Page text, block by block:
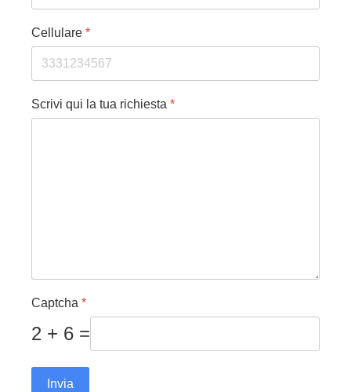
Cellulare *
Scrivi qui la tua richiesta *
Captcha *
2 + 6 =
Invia